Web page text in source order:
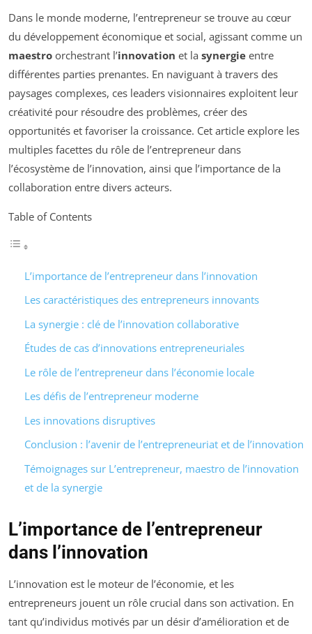
Dans le monde moderne, l’entrepreneur se trouve au cœur
du développement économique et social, agissant comme un
maestro orchestrant l’innovation et la synergie entre
différentes parties prenantes. En naviguant à travers des
paysages complexes, ces leaders visionnaires exploitent leur
créativité pour résoudre des problèmes, créer des
opportunités et favoriser la croissance. Cet article explore les
multiples facettes du rôle de l’entrepreneur dans
l’écosystème de l’innovation, ainsi que l’importance de la
collaboration entre divers acteurs.
Table of Contents
L’importance de l’entrepreneur dans l’innovation
Les caractéristiques des entrepreneurs innovants
La synergie : clé de l’innovation collaborative
Études de cas d’innovations entrepreneuriales
Le rôle de l’entrepreneur dans l’économie locale
Les défis de l’entrepreneur moderne
Les innovations disruptives
Conclusion : l’avenir de l’entrepreneuriat et de l’innovation
Témoignages sur L’entrepreneur, maestro de l’innovation
et de la synergie
L’importance de l’entrepreneur
dans l’innovation
L’innovation est le moteur de l’économie, et les
entrepreneurs jouent un rôle crucial dans son activation. En
tant qu’individus motivés par un désir d’amélioration et de